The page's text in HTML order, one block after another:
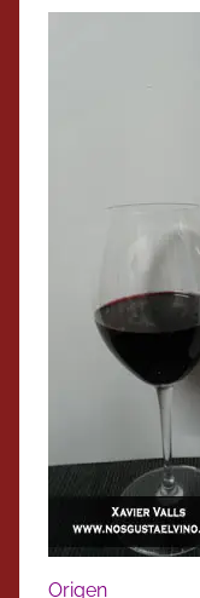
Origen